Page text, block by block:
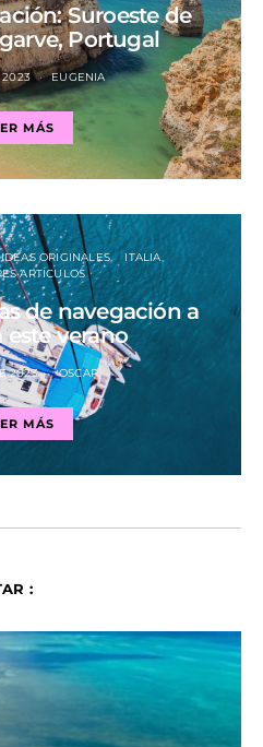
Suroeste de
Portugal
2023 EUGENIA
MÁS
IDEAS ORIGINALES
ITALIA
ARTÍCULOS
de navegación a
este verano
2023 OSCAR
MÁS
: